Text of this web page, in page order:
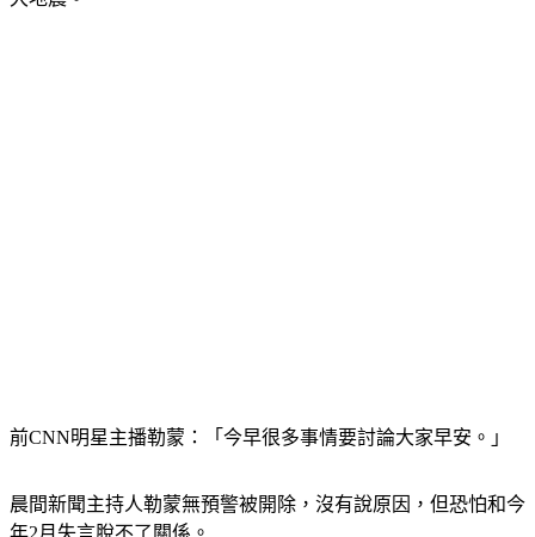
前CNN明星主播勒蒙：「今早很多事情要討論大家早安。」
晨間新聞主持人勒蒙無預警被開除，沒有說原因，但恐怕和今
年2月失言脫不了關係。